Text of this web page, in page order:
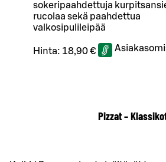
sokeripaahdettuja
rucolaa sekä paahdettua
valkosipulileipää
Hinta: 18,90 €
Pizzat –